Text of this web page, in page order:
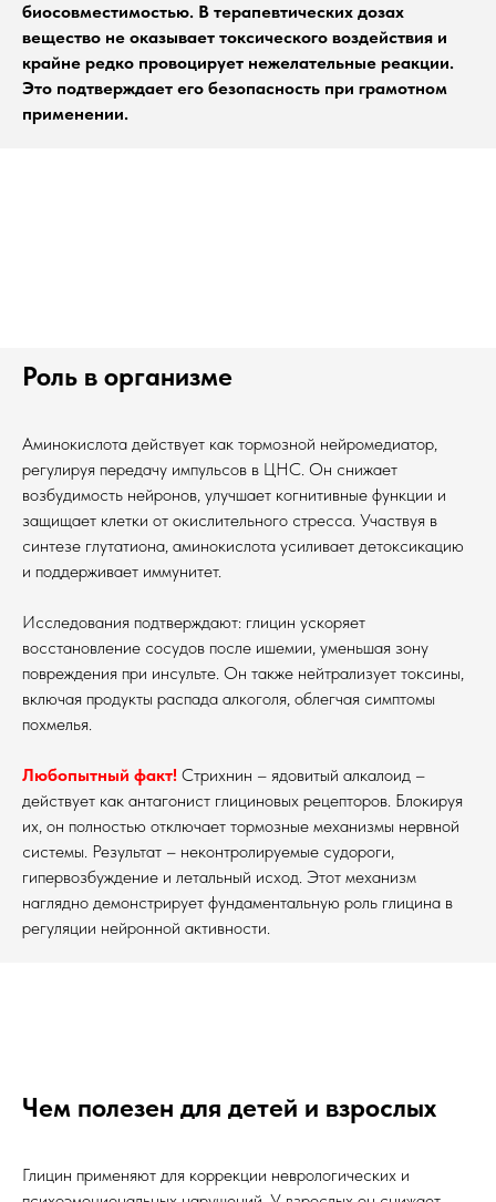
биосовместимостью. В терапевтических дозах
вещество не оказывает токсического воздействия и
крайне редко провоцирует нежелательные реакции.
Это подтверждает его безопасность при грамотном
применении.
Роль в организме
Аминокислота действует как тормозной нейромедиатор,
регулируя передачу импульсов в ЦНС. Он снижает
возбудимость нейронов, улучшает когнитивные функции и
защищает клетки от окислительного стресса. Участвуя в
синтезе глутатиона, аминокислота усиливает детоксикацию
и поддерживает иммунитет.
Исследования подтверждают: глицин ускоряет
восстановление сосудов после ишемии, уменьшая зону
повреждения при инсульте. Он также нейтрализует токсины,
включая продукты распада алкоголя, облегчая симптомы
похмелья.
Любопытный факт! Стрихнин – ядовитый алкалоид –
действует как антагонист глициновых рецепторов. Блокируя
их, он полностью отключает тормозные механизмы нервной
системы. Результат – неконтролируемые судороги,
гипервозбуждение и летальный исход. Этот механизм
наглядно демонстрирует фундаментальную роль глицина в
регуляции нейронной активности.
Чем полезен для детей и взрослых
Глицин применяют для коррекции неврологических и